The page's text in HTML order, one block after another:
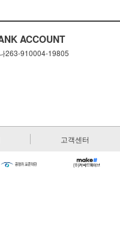
ACCOUNT
263-910004-19805
고객센터